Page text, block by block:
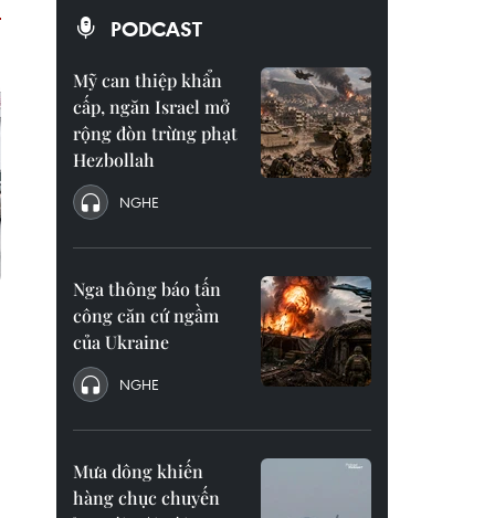
PODCAST
Mỹ can thiệp khẩn
cấp, ngăn Israel mở
rộng đòn trừng phạt
Hezbollah
NGHE
Nga thông báo tấn
công căn cứ ngầm
của Ukraine
NGHE
Mưa dông khiến
hàng chục chuyến